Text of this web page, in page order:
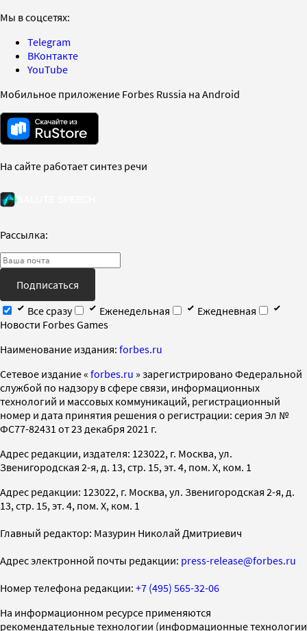
Мы в соцсетях:
Telegram
ВКонтакте
YouTube
Мобильное приложение Forbes Russia на Android
На сайте работает синтез речи
Рассылка:
Подписаться
Все сразу
Еженедельная
Ежедневная
Новости Forbes Games
Наименование издания: forbes.ru
Cетевое издание « forbes.ru » зарегистрировано Федеральной
службой по надзору в сфере связи, информационных
технологий и массовых коммуникаций, регистрационный
номер и дата принятия решения о регистрации: серия Эл №
ФС77-82431 от 23 декабря 2021 г.
Адрес редакции, издателя: 123022, г. Москва, ул.
Звенигородская 2-я, д. 13, стр. 15, эт. 4, пом. X, ком. 1
Адрес редакции: 123022, г. Москва, ул. Звенигородская 2-я, д.
13, стр. 15, эт. 4, пом. X, ком. 1
Главный редактор: Мазурин Николай Дмитриевич
Адрес электронной почты редакции: press-release@forbes.ru
Номер телефона редакции: +7 (495) 565-32-06
На информационном ресурсе применяются
рекомендательные технологии (информационные технологии